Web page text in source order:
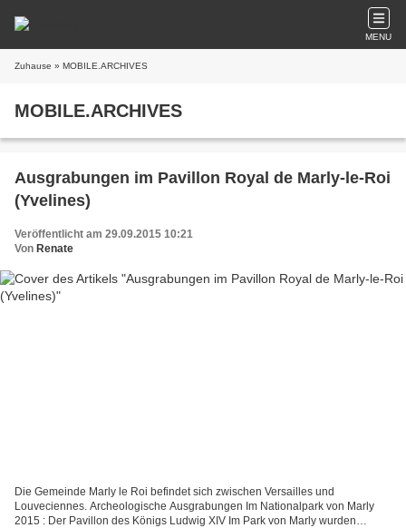
MENU
Zuhause » MOBILE.ARCHIVES
MOBILE.ARCHIVES
Ausgrabungen im Pavillon Royal de Marly-le-Roi
(Yvelines)
Veröffentlicht am 29.09.2015 10:21
Von Renate
Die Gemeinde Marly le Roi befindet sich zwischen Versailles und
Louveciennes. Archeologische Ausgrabungen Im Nationalpark von Marly
2015 : Der Pavillon des Königs Ludwig XIV Im Park von Marly wurden